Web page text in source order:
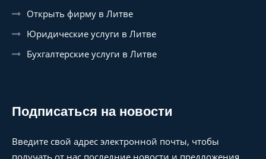
Открыть фирму в Литве
Юридические услуги в Литве
Бухгалтерские услуги в Литве
Подписаться на новости
Введите свой адрес электронной почты, чтобы
получать от нас последние новости и предложения.